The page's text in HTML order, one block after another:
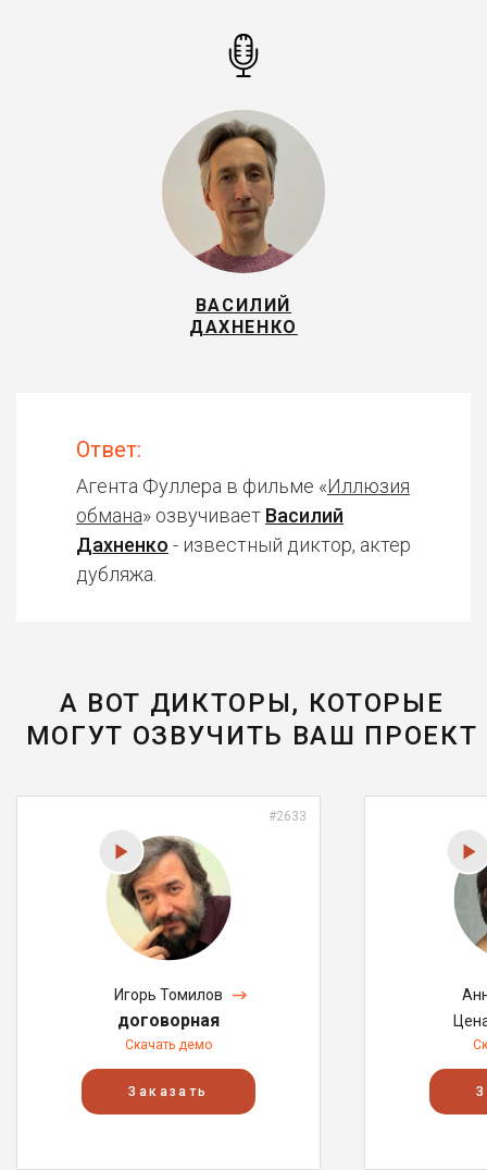
ВАСИЛИЙ
ДАХНЕНКО
Ответ:
Агента Фуллера в фильме «Иллюзия
обмана» озвучивает Василий
Дахненко - известный диктор, актер
дубляжа.
А ВОТ ДИКТОРЫ, КОТОРЫЕ
МОГУТ ОЗВУЧИТЬ ВАШ ПРОЕКТ
#2633
Игорь Томилов
договорная
Скачать демо
Заказать